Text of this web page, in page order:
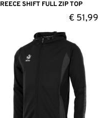
REECE SHIFT FULL ZIP TOP
€ 51,99